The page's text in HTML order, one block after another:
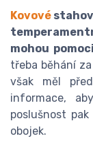
Kovové
mohou
třeba běhání
však měl
informace,
poslušnost
obojek.